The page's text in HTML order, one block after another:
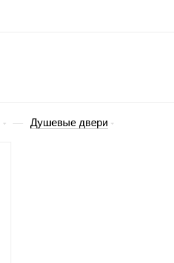
— Душевые двери